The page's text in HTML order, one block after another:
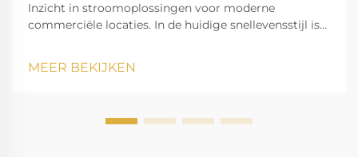
Inzicht in stroomoplossingen voor moderne
commerciële locaties. In de huidige snellevensstijl is
bedrijfsactiviteiten. Een 30kVA-generator fungeert als
MEER BEKIJKEN